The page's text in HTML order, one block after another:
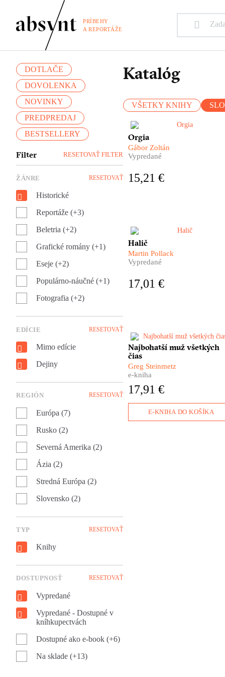
PRÍBEHY
A REPORTÁŽE
DOTLAČE
DOVOLENKA
NOVINKY
PREDPREDAJ
BESTSELLERY
Filter RESETOVAŤ FILTER
ŽÁNRE RESETOVAŤ
Historické
Reportáže (+3)
Beletria (+2)
Grafické romány (+1)
Eseje (+2)
Populárno-náučné (+1)
Fotografia (+2)
EDÍCIE RESETOVAŤ
Mimo edície
Dejiny
REGIÓN RESETOVAŤ
Európa (7)
Rusko (2)
Severná Amerika (2)
Ázia (2)
Stredná Európa (2)
Slovensko (2)
TYP RESETOVAŤ
Knihy
DOSTUPNOSŤ RESETOVAŤ
Vypredané
Vypredané - Dostupné v
kníhkupectvách
Dostupné ako e-book (+6)
Na sklade (+13)
Katalóg
VŠETKY KNIHY
Masové deportácie. Krvavé
jatky. Orgie. Ich
boli takzvaní nyilašovci zo
strany Šípových krížov,
priatelia a známi. ​Uprostred
pred nami s chladným
pozorovateľským odstupom
otvára peklo, ktoré stvorili
obyčajní ľudia vlastnými
rukami a hlavami.
Orgia
Gábor Zoltán
Vypredané
15,21 €
Martin Pollack nás vo svojom
slávnom historickom bedekri
pozýva na nostalgickú cestu
rozkvitajúcich mestách regiónu
miešajú desiatky rôznych
štetloch, ktorých jedinou
budúcnosťou je len rozpad a
zmar.
Halič
Martin Pollack
Vypredané
17,01 €
Keď v roku 1525 zomrel, jeho
majetok tvoril zhruba 2%
celoeurópskej hospodárskej
produkcie. Viete si to vôbec
bohatstvom sa po ňom
iný. Moc Jakoba Fuggera bola
Najbohatší muž všetkých
čias
Greg Steinmetz
e-kniha
17,91 €
E-KNIHA DO KOŠÍKA